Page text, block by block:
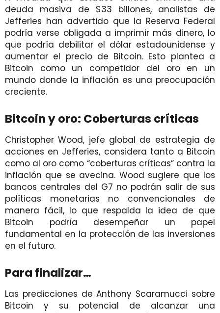
deuda masiva de $33 billones, analistas de
Jefferies han advertido que la Reserva Federal
podría verse obligada a imprimir más dinero, lo
que podría debilitar el dólar estadounidense y
aumentar el precio de Bitcoin. Esto plantea a
Bitcoin como un competidor del oro en un
mundo donde la inflación es una preocupación
creciente.
Bitcoin y oro: Coberturas críticas
Christopher Wood, jefe global de estrategia de
acciones en Jefferies, considera tanto a Bitcoin
como al oro como “coberturas críticas” contra la
inflación que se avecina. Wood sugiere que los
bancos centrales del G7 no podrán salir de sus
políticas monetarias no convencionales de
manera fácil, lo que respalda la idea de que
Bitcoin podría desempeñar un papel
fundamental en la protección de las inversiones
en el futuro.
Para finalizar…
Las predicciones de Anthony Scaramucci sobre
Bitcoin y su potencial de alcanzar una